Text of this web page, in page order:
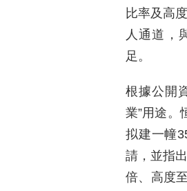
比率及高
人通道，
足。
根據公開
業”用途。
拟建一幢
請，並指
倍、高度